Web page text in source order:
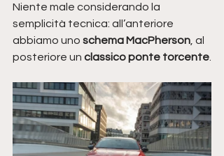
Niente male considerando la
semplicità tecnica: all’anteriore
abbiamo uno schema MacPherson , al
posteriore un classico ponte torcente